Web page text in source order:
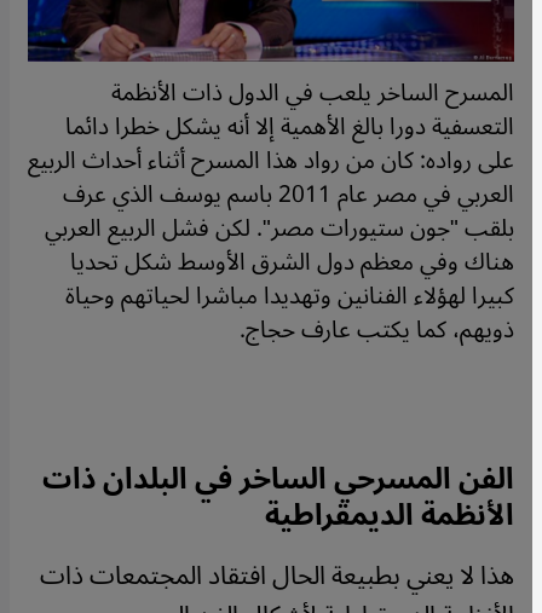
المسرح الساخر يلعب في الدول ذات الأنظمة
التعسفية دورا بالغ الأهمية إلا أنه يشكل خطرا دائما
على رواده: كان من رواد هذا المسرح أثناء أحداث الربيع
العربي في مصر عام 2011 باسم يوسف الذي عرف
بلقب "جون ستيورات مصر". لكن فشل الربيع العربي
هناك وفي معظم دول الشرق الأوسط شكل تحديا
كبيرا لهؤلاء الفنانين وتهديدا مباشرا لحياتهم وحياة
ذويهم، كما يكتب عارف حجاج.
الفن المسرحي الساخر في البلدان ذات
الأنظمة الديمقراطية
هذا لا يعني بطبيعة الحال افتقاد المجتمعات ذات